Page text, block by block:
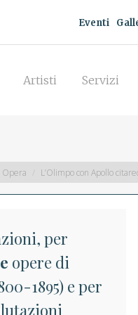
Eventi
Artisti Servizi
Opera L’Olimpo con Apollo
per
opere di
1895) e per